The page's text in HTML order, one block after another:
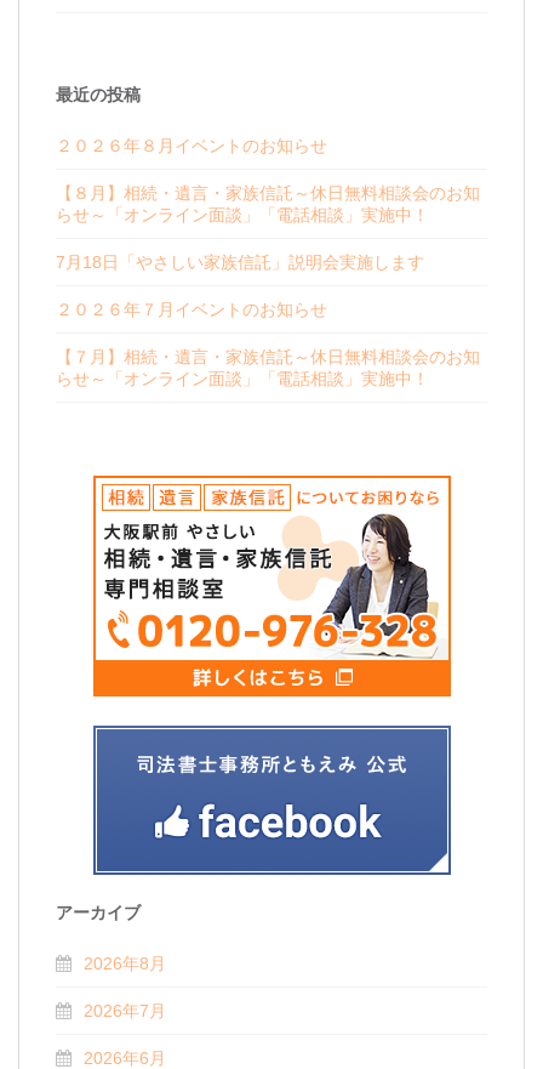
最近の投稿
２０２６年８月イベントのお知らせ
【８月】相続・遺言・家族信託～休日無料相談会のお知
らせ～「オンライン面談」「電話相談」実施中！
7月18日「やさしい家族信託」説明会実施します
２０２６年７月イベントのお知らせ
【７月】相続・遺言・家族信託～休日無料相談会のお知
らせ～「オンライン面談」「電話相談」実施中！
アーカイブ
2026年8月
2026年7月
2026年6月